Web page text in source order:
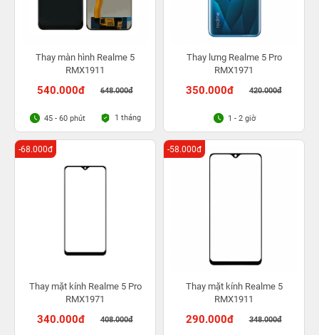
Thay màn hình Realme 5
RMX1911
540.000đ 648.000đ
45 - 60 phút 1 tháng
Thay lưng Realme 5 Pro
RMX1971
350.000đ 420.000đ
1 - 2 giờ
Thay mặt kính Realme 5 Pro
RMX1971
340.000đ 408.000đ
-68.000đ
Thay mặt kính Realme 5
RMX1911
290.000đ 348.000đ
-58.000đ